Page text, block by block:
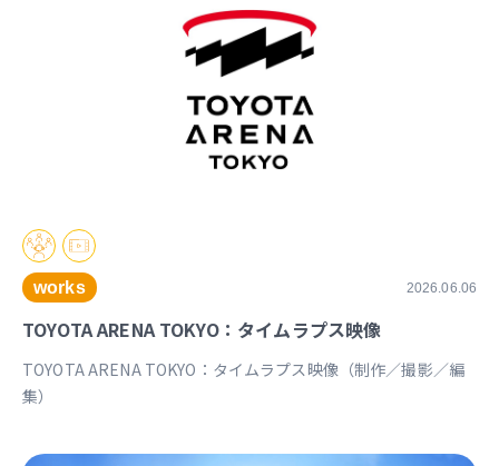
works 2026.06.06
TOYOTA ARENA TOKYO：タイムラプス映像
TOYOTA ARENA TOKYO：タイムラプス映像（制作／撮影／編
集）